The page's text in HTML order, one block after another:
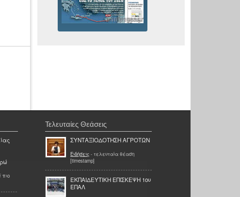
πιο
Τελευταίες Θεάσεις
ΣΥΝΤΑΞΙΟΔΟΤΗΣΗ ΑΓΡΟΤΩΝ
Ειδήσεις - τελευταία θέαση
[timestamp]
ΕΚΠΑΙΔΕΥΤΙΚΗ ΕΠΙΣΚΕΨΗ 1ου
ΕΠΑΛ